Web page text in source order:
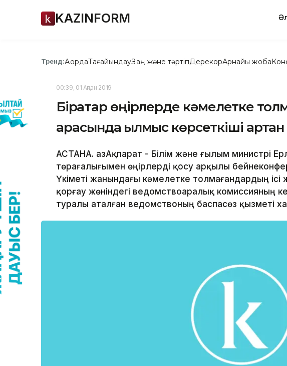
KAZINFORM
Тренд:АқордаТағайындауЗаң және тәртіпДерекқорАрнайы жоба
00:39, 01 Ақпан 2019
Бірқатар өңірлерде кәмелетке
арасында қылмыс көрсеткіші артқан
АСТАНА. ҚазАқпарат - Білім және ғылым министрі
төрағалығымен өңірлерді қосу арқылы
Үкіметі жанындағы кәмелетке толмағандардың
қорғау жөніндегі ведомствоаралық комиссияның
туралы аталған ведомствоның баспасөз қызметі